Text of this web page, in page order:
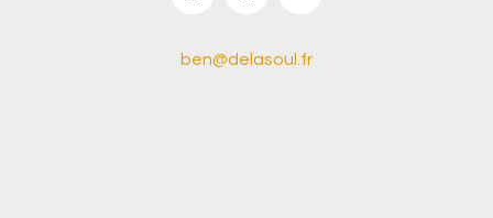
ben@delasoul.fr